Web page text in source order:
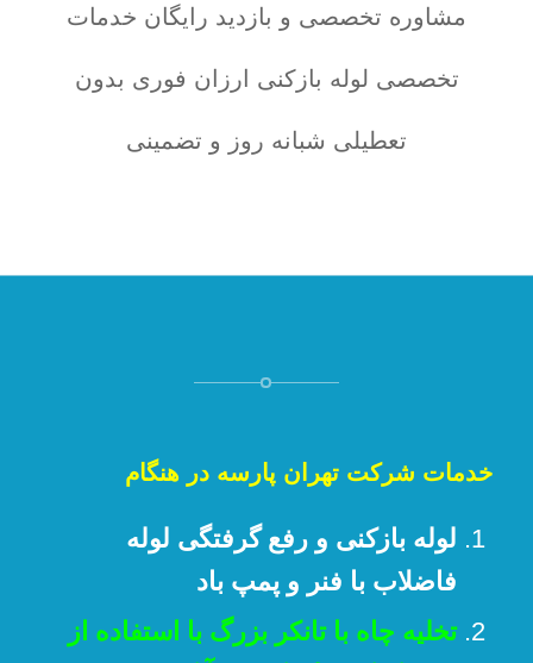
مشاوره تخصصی و بازدید رایگان خدمات
تخصصی لوله بازکنی ارزان فوری بدون
تعطیلی شبانه روز و تضمینی
خدمات شرکت تهران پارسه در هنگام
لوله بازکنی و رفع گرفتگی لوله
فاضلاب با فنر و پمپ باد
تخلیه چاه با تانکر بزرگ با استفاده از